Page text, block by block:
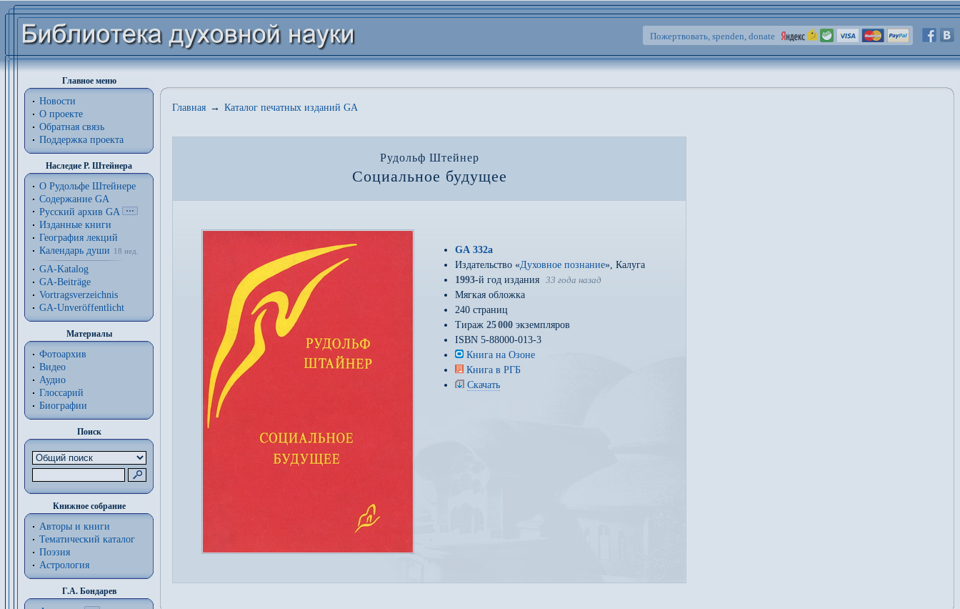
Пожертвовать, spenden, donate
Главное меню
Новости
О проекте
Обратная связь
Поддержка проекта
Наследие Р. Штейнера
О Рудольфе Штейнере
Содержание GA
Русский архив GA
Изданные книги
География лекций
Календарь души
18 нед.
GA-Katalog
GA-Beiträge
Vortragsverzeichnis
GA-Unveröffentlicht
Материалы
Фотоархив
Видео
Аудио
Глоссарий
Биографии
Поиск
Книжное собрание
Авторы и книги
Тематический каталог
Поэзия
Астрология
Г.А. Бондарев
Главная → Каталог печатных изданий GA
Рудольф Штейнер
Социальное будущее
GA 332a
Издательство «Духовное познание», Калуга
1993-й год издания 33 года назад
Мягкая обложка
240 страниц
Тираж 25000 экземпляров
ISBN 5-88000-013-3
Книга на Озоне
Книга в РГБ
Скачать